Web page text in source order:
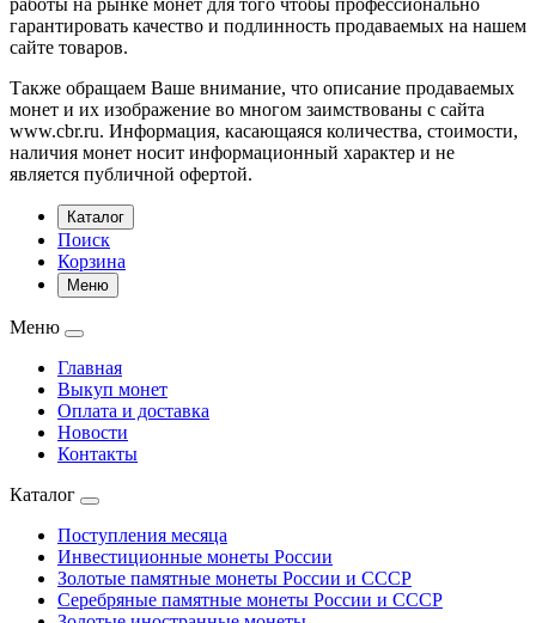
гарантировать качество и подлинность продаваемых на нашем
сайте товаров.
Также обращаем Ваше внимание, что описание продаваемых
монет и их изображение во многом заимствованы с сайта
www.cbr.ru. Информация, касающаяся количества, стоимости,
наличия монет носит информационный характер и не
является публичной офертой.
Каталог
Поиск
Корзина
Меню
Меню
Главная
Выкуп монет
Оплата и доставка
Новости
Контакты
Каталог
Поступления месяца
Инвестиционные монеты России
Золотые памятные монеты России и СССР
Серебряные памятные монеты России и СССР